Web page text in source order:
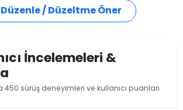
/ Düzeltme Öner
İncelemeleri &
450 sürüş deneyimleri ve kullanıcı puanları